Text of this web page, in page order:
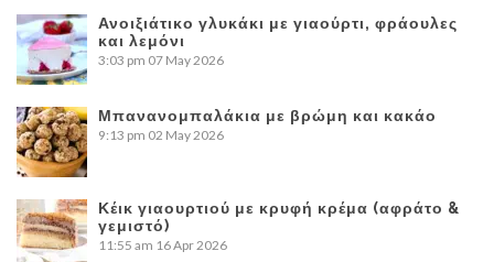
Ανοιξιάτικο γλυκάκι με γιαούρτι, φράουλες
και λεμόνι
3:03 pm 07 May 2026
Μπανανομπαλάκια με βρώμη και κακάο
9:13 pm 02 May 2026
Κέικ γιαουρτιού με κρυφή κρέμα (αφράτο &
γεμιστό)
11:55 am 16 Apr 2026